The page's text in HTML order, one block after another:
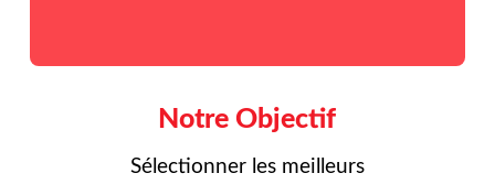
Notre Objectif
Sélectionner les meilleurs